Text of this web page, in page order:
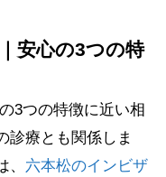
安心の3つの特
3つの特徴に近い相
診療とも関係しま
六本松のインビザ